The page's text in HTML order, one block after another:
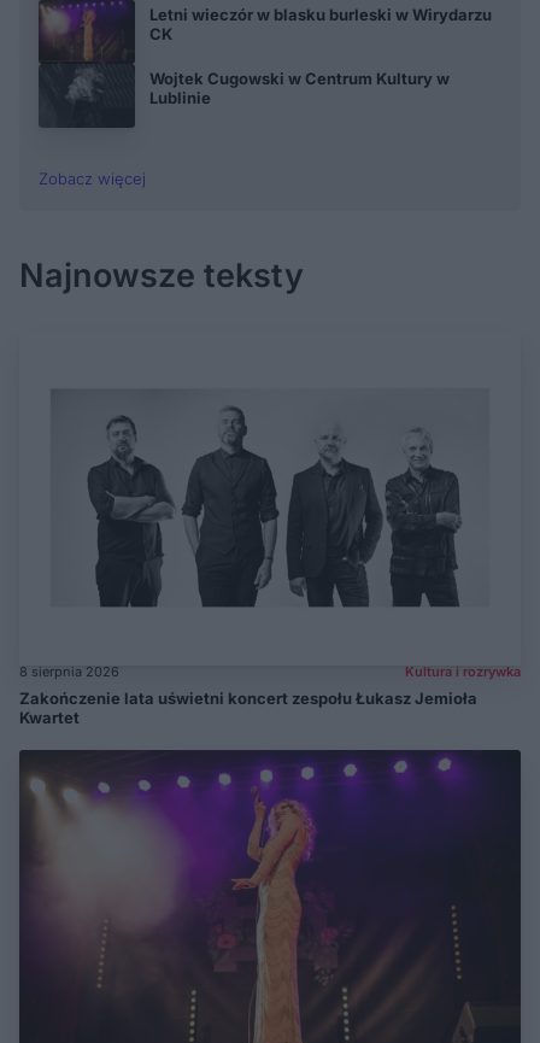
Letni wieczór w blasku burleski w Wirydarzu
CK
Wojtek Cugowski w Centrum Kultury w
Lublinie
Zobacz więcej
Najnowsze teksty
8 sierpnia 2026 Kultura i rozrywka
Zakończenie lata uświetni koncert zespołu Łukasz Jemioła
Kwartet